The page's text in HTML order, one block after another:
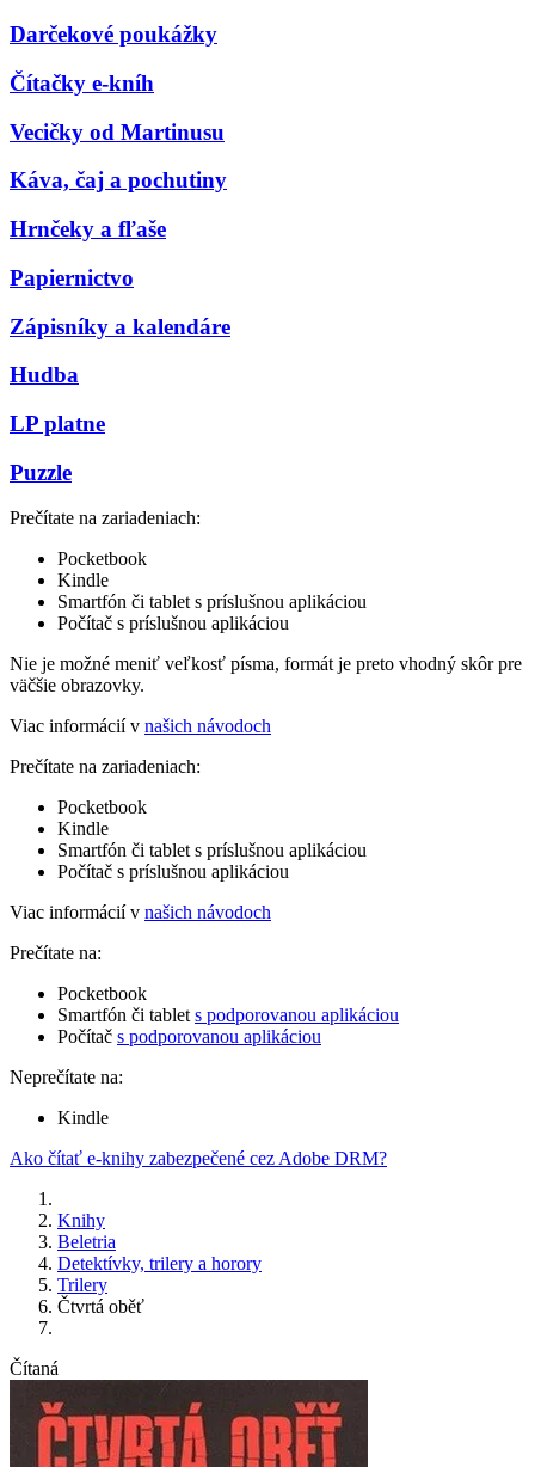
Darčekové poukážky
Čítačky e-kníh
Vecičky od Martinusu
Káva, čaj a pochutiny
Hrnčeky a fľaše
Papiernictvo
Zápisníky a kalendáre
Hudba
LP platne
Puzzle
Prečítate na zariadeniach:
Pocketbook
Kindle
Smartfón či tablet s príslušnou aplikáciou
Počítač s príslušnou aplikáciou
Nie je možné meniť veľkosť písma, formát je preto vhodný skôr pre
väčšie obrazovky.
Viac informácií v našich návodoch
Prečítate na zariadeniach:
Pocketbook
Kindle
Smartfón či tablet s príslušnou aplikáciou
Počítač s príslušnou aplikáciou
Viac informácií v našich návodoch
Prečítate na:
Pocketbook
Smartfón či tablet s podporovanou aplikáciou
Počítač s podporovanou aplikáciou
Neprečítate na:
Kindle
Ako čítať e-knihy zabezpečené cez Adobe DRM?
Knihy
Beletria
Detektívky, trilery a horory
Trilery
Čtvrtá oběť
Čítaná